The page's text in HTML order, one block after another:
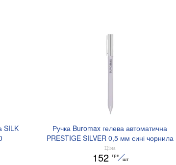
SILK
Ручка Buromax гелева автоматична
PRESTIGE SILVER 0,5 мм сині чорнила
BM.83102
Ціна
152 грн
шт